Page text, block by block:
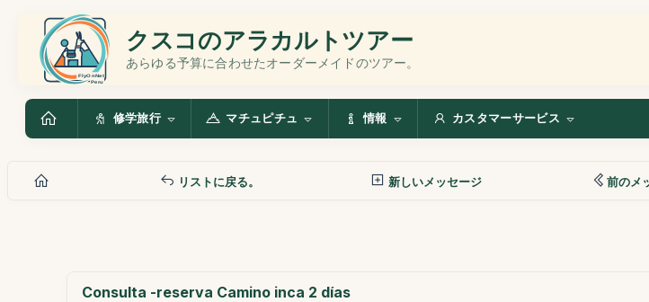
クスコのアラカルトツアー
あらゆる予算に合わせたオーダーメイドのツアー。
修学旅行 マチュピチュ 情報 カスタマーサービス
リストに戻る。 新しいメッセージ 前のメ
Consulta -reserva Camino inca 2 días